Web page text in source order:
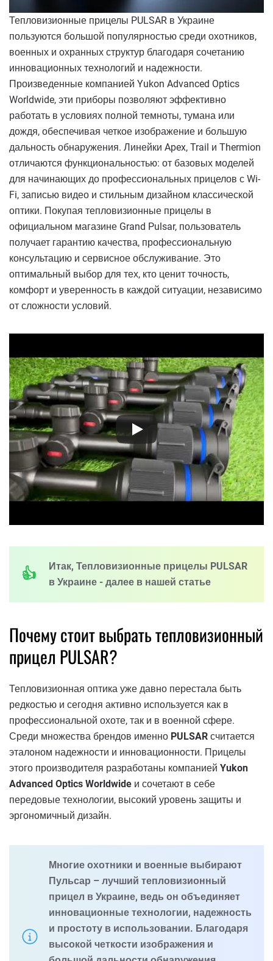
Тепловизионные прицелы PULSAR в Украине
пользуются большой популярностью среди охотников,
военных и охранных структур благодаря сочетанию
инновационных технологий и надежности.
Произведенные компанией Yukon Advanced Optics
Worldwide, эти приборы позволяют эффективно
работать в условиях полной темноты, тумана или
дождя, обеспечивая четкое изображение и большую
дальность обнаружения. Линейки Apex, Trail и Thermion
отличаются функциональностью: от базовых моделей
для начинающих до профессиональных прицелов с Wi-
Fi, записью видео и стильным дизайном классической
оптики. Покупая тепловизионные прицелы в
официальном магазине Grand Pulsar, пользователь
получает гарантию качества, профессиональную
консультацию и сервисное обслуживание. Это
оптимальный выбор для тех, кто ценит точность,
комфорт и уверенность в каждой ситуации, независимо
от сложности условий.
Итак, Тепловизионные прицелы PULSAR
в Украине - далее в нашей статье
Почему стоит выбрать тепловизионный
прицел PULSAR?
Тепловизионная оптика уже давно перестала быть
редкостью и сегодня активно используется как в
профессиональной охоте, так и в военной сфере.
Среди множества брендов именно PULSAR считается
эталоном надежности и инновационности. Прицелы
этого производителя разработаны компанией Yukon
Advanced Optics Worldwide и сочетают в себе
передовые технологии, высокий уровень защиты и
эргономичный дизайн.
Многие охотники и военные выбирают
Пульсар – лучший тепловизионный
прицел в Украине, ведь он объединяет
инновационные технологии, надежность
и простоту в использовании. Благодаря
высокой четкости изображения и